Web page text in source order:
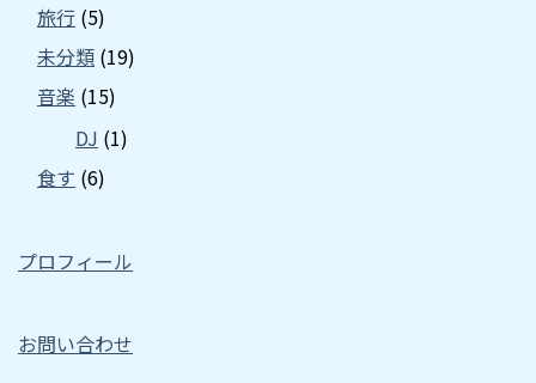
旅行 (5)
未分類 (19)
音楽 (15)
DJ (1)
食す (6)
プロフィール
お問い合わせ